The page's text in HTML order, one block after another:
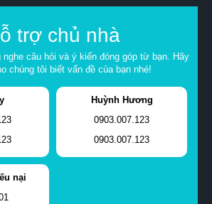
trợ chủ nhà
nghe câu hỏi và ý kiến đóng góp từ bạn. Hãy
chúng tôi biết vấn đề của bạn nhé!
Huỳnh Hương
0903.007.123
0903.007.123
nại